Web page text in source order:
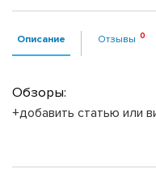
Описание Отзывы
Обзоры:
+добавить статью или